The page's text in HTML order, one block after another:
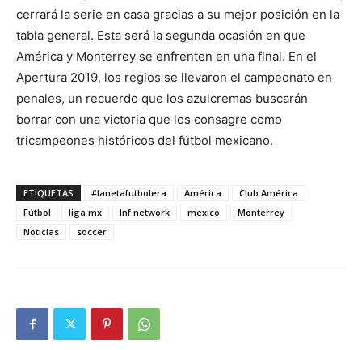
cerrará la serie en casa gracias a su mejor posición en la
tabla general. Esta será la segunda ocasión en que
América y Monterrey se enfrenten en una final. En el
Apertura 2019, los regios se llevaron el campeonato en
penales, un recuerdo que los azulcremas buscarán
borrar con una victoria que los consagre como
tricampeones históricos del fútbol mexicano.
ETIQUETAS #lanetafutbolera América
Club América
Fútbol
liga mx lnf network mexico
Monterrey
Noticias
soccer